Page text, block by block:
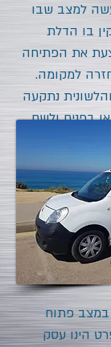
למצב שבו
בו הדלת
את הפתיחה
למקומה.
נתקעה
בפנים ולשם
052-552-5523
ונתקעת, אי
וכדאי בהחלט
באשקלון כדי
הדלת נמצאת
במצב פתוח
הינו עסק